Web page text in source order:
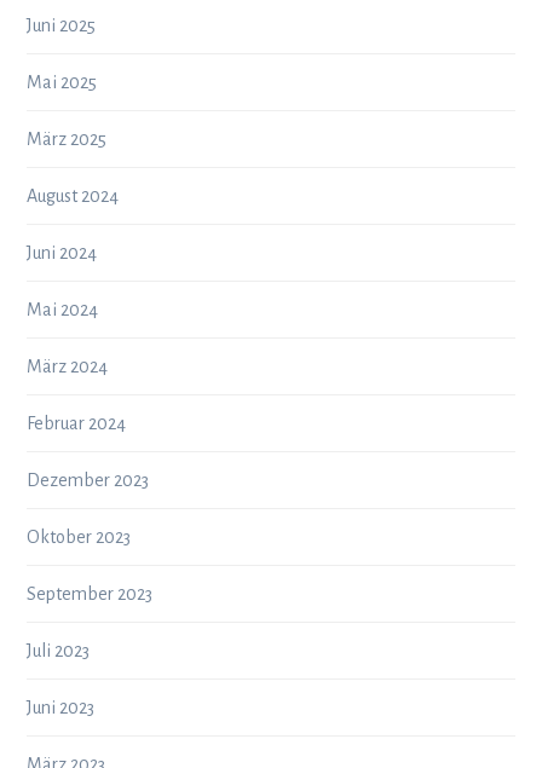
Juni 2025
Mai 2025
März 2025
August 2024
Juni 2024
Mai 2024
März 2024
Februar 2024
Dezember 2023
Oktober 2023
September 2023
Juli 2023
Juni 2023